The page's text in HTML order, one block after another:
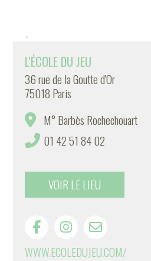
-
L'ÉCOLE DU JEU
36 rue de la Goutte d'Or
75018 Paris
M° Barbès Rochechouart
01 42 51 84 02
VOIR LE LIEU
WWW.ECOLEDUJEU.COM/